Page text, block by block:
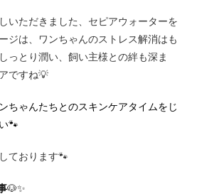
いただきました、セピアウォーターを
ジは、ワンちゃんのストレス解消はも
っとり潤い、飼い主様との絆も深ま
ですね💡
ちゃんたちとのスキンケアタイムをじ
🐾
ております🐾
🐶✨